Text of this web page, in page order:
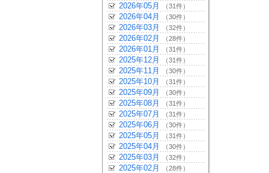
2026年05月 （31件）
2026年04月 （30件）
2026年03月 （32件）
2026年02月 （28件）
2026年01月 （31件）
2025年12月 （31件）
2025年11月 （30件）
2025年10月 （31件）
2025年09月 （30件）
2025年08月 （31件）
2025年07月 （31件）
2025年06月 （30件）
2025年05月 （31件）
2025年04月 （30件）
2025年03月 （32件）
2025年02月 （28件）